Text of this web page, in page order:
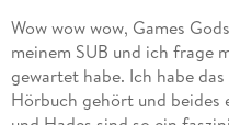
Wow wow wow, Games
meinem SUB und ich frage
gewartet habe. Ich habe
Hörbuch gehört und